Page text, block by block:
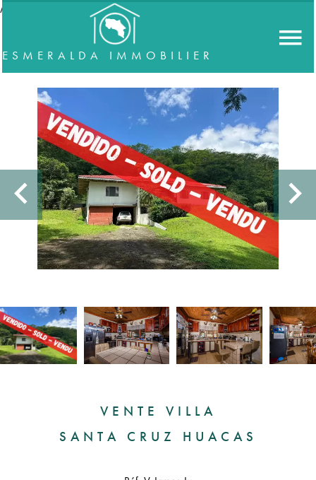
//accordeon
ESMERALDA IMMOBILIER
VENTE VILLA
SANTA CRUZ HUACAS